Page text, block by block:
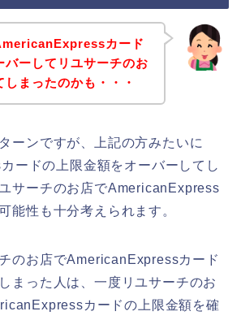
カード
バーしてリユサーチのお
まったのかも・・・
ーンですが、上記の方みたいに
ードの上限金額をオーバーしてし
サーチのお店でAmericanExpress
能性も十分考えられます。
のお店でAmericanExpressカード
まった人は、一度リユサーチのお
カードの上限金額を確